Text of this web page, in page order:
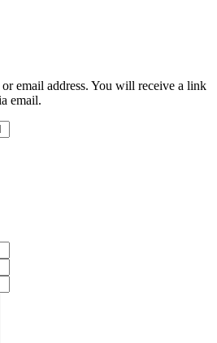
or email address. You will receive a link
email.